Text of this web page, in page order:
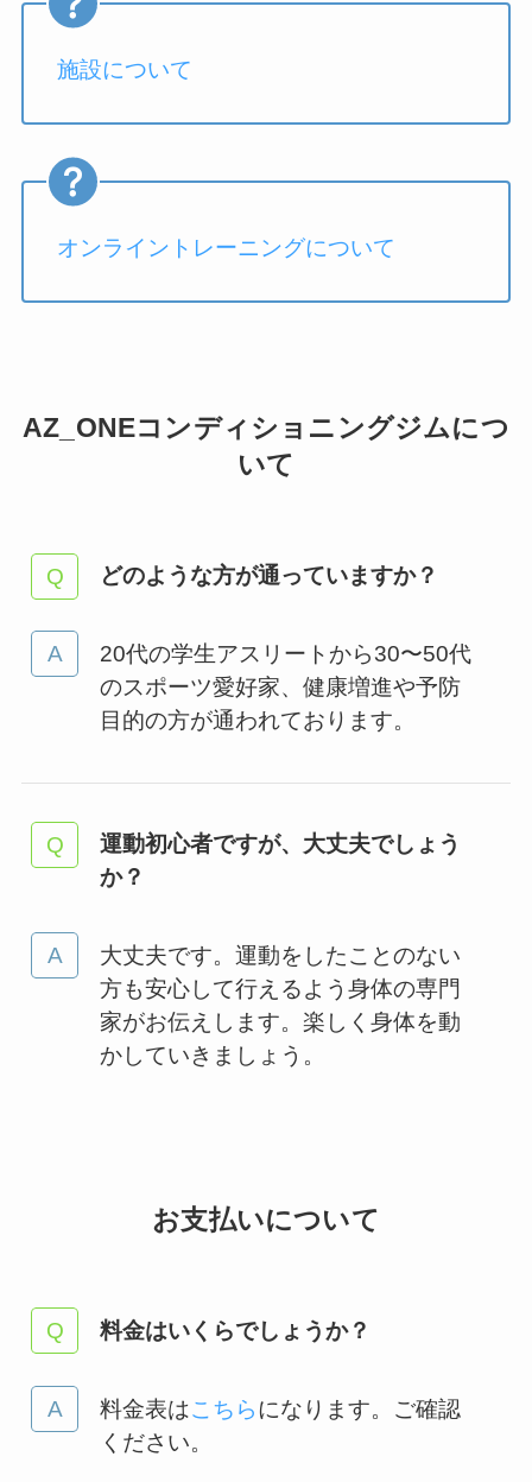
施設について
オンライントレーニングについて
AZ_ONEコンディショニングジムにつ
いて
どのような方が通っていますか？
20代の学生アスリートから30〜50代
のスポーツ愛好家、健康増進や予防
目的の方が通われております。
運動初心者ですが、大丈夫でしょう
か？
大丈夫です。運動をしたことのない
方も安心して行えるよう身体の専門
家がお伝えします。楽しく身体を動
かしていきましょう。
お支払いについて
料金はいくらでしょうか？
料金表はこちらになります。ご確認
ください。